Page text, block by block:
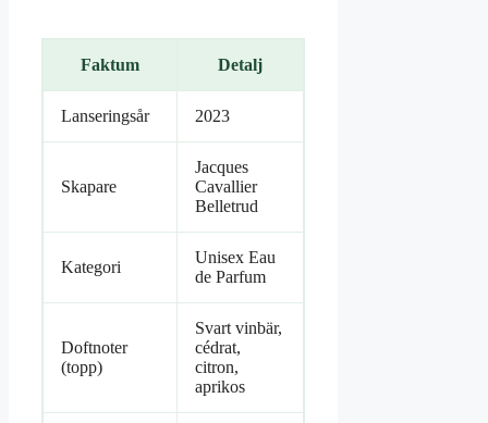
Faktum Detalj
Lanseringsår 2023
Skapare
Jacques
Cavallier
Belletrud
Kategori
Unisex Eau
de Parfum
Doftnoter
(topp)
Svart vinbär,
cédrat,
citron,
aprikos